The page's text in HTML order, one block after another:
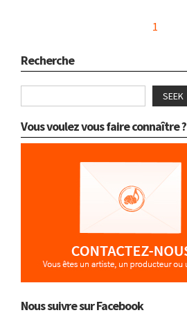
1
Recherche
SEEK
Vous voulez vous faire connaître ?
Nous suivre sur Facebook